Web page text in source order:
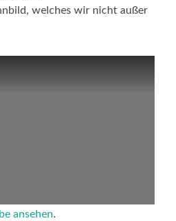
welches wir nicht außer
ansehen.